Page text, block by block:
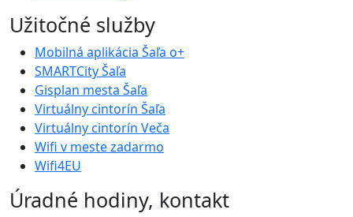
Užitočné služby
Mobilná aplikácia Šaľa o+
SMARTCity Šaľa
Gisplan mesta Šaľa
Virtuálny cintorín Šaľa
Virtuálny cintorín Veča
Wifi v meste zadarmo
Wifi4EU
Úradné hodiny, kontakt